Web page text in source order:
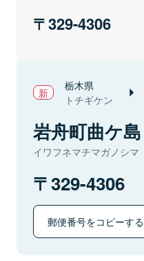
329-4306
栃木県
トチギケン
岩舟町曲ケ島
イワフネマチマガノシマ
329-4306
郵便番号をコピーする